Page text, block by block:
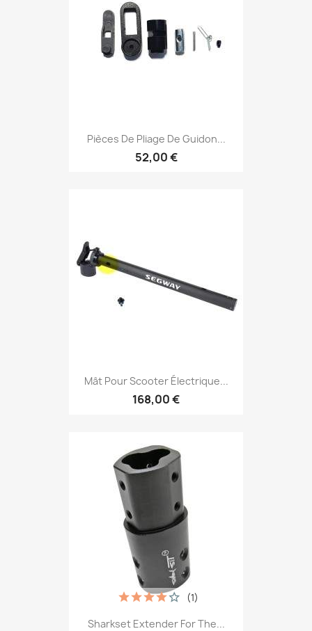
Pièces De Pliage De Guidon...
52,00 €
Mât Pour Scooter Électrique...
168,00 €
Sharkset Extender For The...
(1)